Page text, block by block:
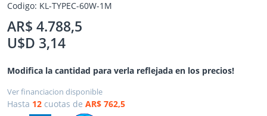
Codigo: KL-TYPEC-60W-1M
AR$ 4.788,5
U$D 3,14
Modifica la cantidad para verla reflejada en los precios!
Ver financiacion disponible
Hasta 12 cuotas de AR$ 762,5